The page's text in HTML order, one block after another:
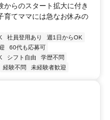
からのスタート拡大に付き
育てママには急なお休みの
社員登用あり
週1日からOK
60代も応募可
シフト自由
学歴不問
経験不問 未経験者歓迎